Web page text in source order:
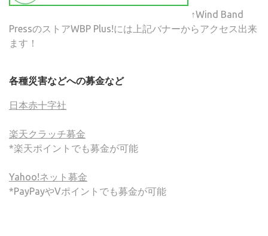
↑Wind Band
PressのストアWBP Plus!には上記バナーからアクセス出来
ます！
各種災害などへの募金など
日本赤十字社
楽天クラッチ募金
*楽天ポイントでも募金が可能
Yahoo!ネット募金
*PayPayやVポイントでも募金が可能